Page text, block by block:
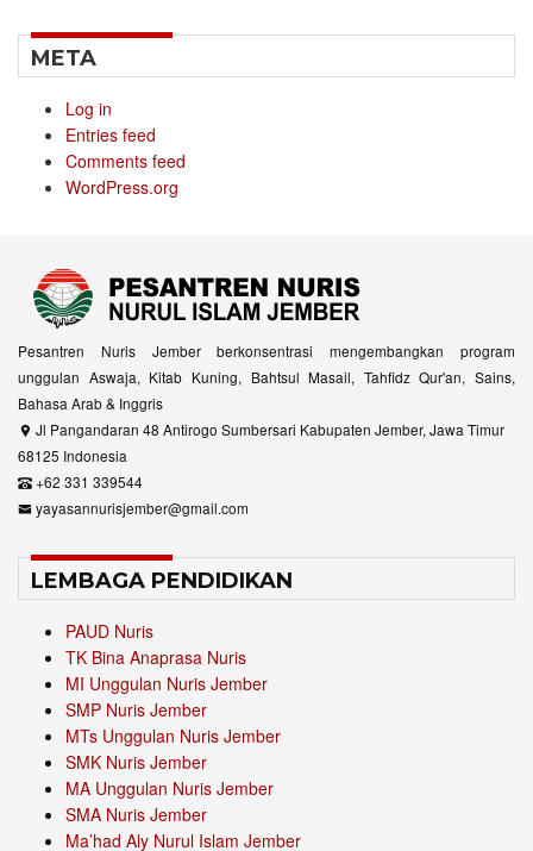
META
Log in
Entries feed
Comments feed
WordPress.org
Pesantren Nuris Jember berkonsentrasi mengembangkan program
unggulan Aswaja, Kitab Kuning, Bahtsul Masail, Tahfidz Qur'an, Sains,
Bahasa Arab & Inggris
Jl Pangandaran 48 Antirogo Sumbersari Kabupaten Jember, Jawa Timur
68125 Indonesia
+62 331 339544
yayasannurisjember@gmail.com
LEMBAGA PENDIDIKAN
PAUD Nuris
TK Bina Anaprasa Nuris
MI Unggulan Nuris Jember
SMP Nuris Jember
MTs Unggulan Nuris Jember
SMK Nuris Jember
MA Unggulan Nuris Jember
SMA Nuris Jember
Ma’had Aly Nurul Islam Jember